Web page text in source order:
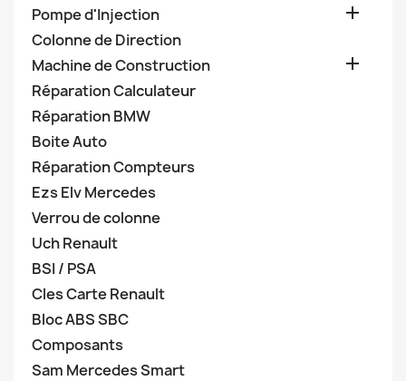
Pompe d'Injection 
Colonne de Direction
Machine de Construction

Réparation Calculateur
Réparation BMW
Boite Auto
Réparation Compteurs
Ezs Elv Mercedes
Verrou de colonne
Uch Renault
BSI / PSA
Cles Carte Renault
Bloc ABS SBC
Composants
Sam Mercedes Smart